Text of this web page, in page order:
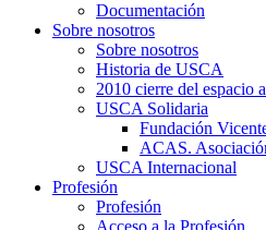
Documentación
Sobre nosotros
Sobre nosotros
Historia de USCA
2010 cierre del espacio
USCA Solidaria
Fundación
ACAS.
USCA Internacional
Profesión
Profesión
Acceso a la Profesión